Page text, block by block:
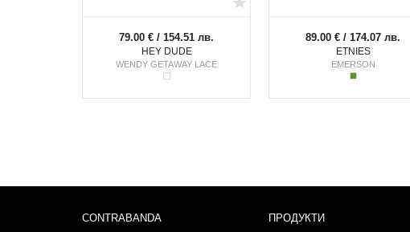
79.00 € / 154.51 лв.
HEY DUDE
WENDY GETAWAY LACE
89.00 € / 174.07 лв.
ETNIES
EMERSON
CONTRABANDA ПРОДУКТИ